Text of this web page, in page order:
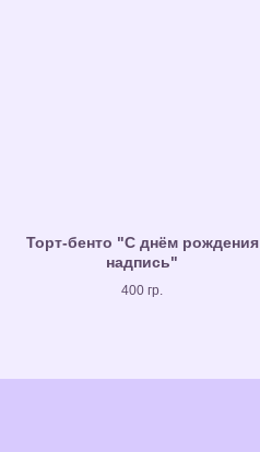
Торт-бенто "С днём рождения
надпись"
400 гр.